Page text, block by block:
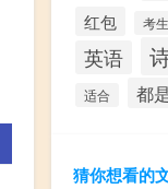
红包
考生
英语
适合 都
猜你想看的